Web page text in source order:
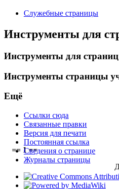
== 1 ==
Служебные страницы
Инструменты для
Инструменты для страниц
Инструменты страницы
Ещё
Ссылки сюда
Связанные правки
Версия для печати
Постоянная ссылка
Сведения о странице
Журналы страницы